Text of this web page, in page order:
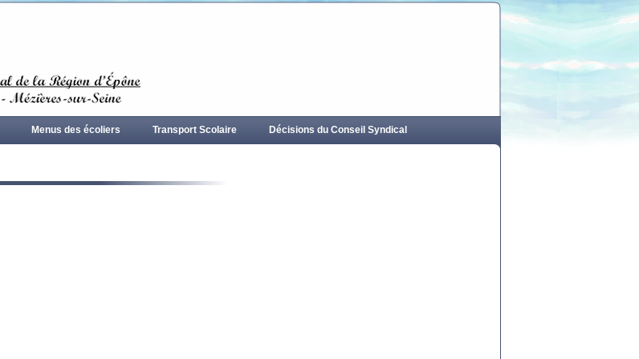
Menus des écoliers Transport Scolaire Décisions du Conseil Syndical